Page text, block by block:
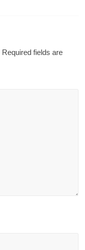
Required fields are